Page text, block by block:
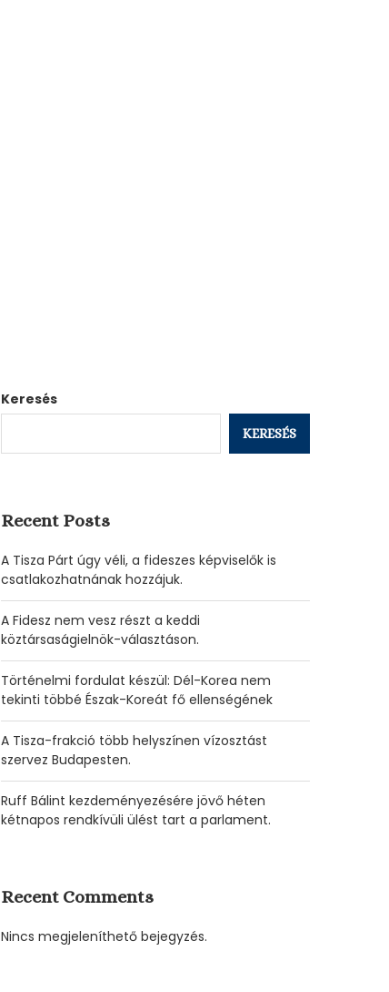
Keresés
KERESÉS
Recent Posts
A Tisza Párt úgy véli, a fideszes képviselők is
csatlakozhatnának hozzájuk.
A Fidesz nem vesz részt a keddi
köztársaságielnök-választáson.
Történelmi fordulat készül: Dél-Korea nem
tekinti többé Észak-Koreát fő ellenségének
A Tisza-frakció több helyszínen vízosztást
szervez Budapesten.
Ruff Bálint kezdeményezésére jövő héten
kétnapos rendkívüli ülést tart a parlament.
Recent Comments
Nincs megjeleníthető bejegyzés.